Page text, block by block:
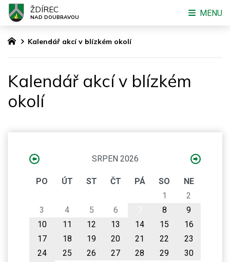
Kalendář akcí v blízkém okolí
Kalendář akcí v blízkém
okolí
SRPEN 2026
PO ÚT ST ČT PÁ SO
NE
1
2
3
4 5 6 8
9
10
11 12 13 14 15
16
17
18 19 20 21 22
23
24
25 26 27 28 29
30
ŽDÍREC
NAD DOUBRAVOU MENU